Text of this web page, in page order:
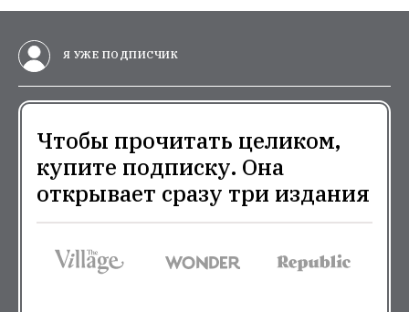
Я УЖЕ ПОДПИСЧИК
Чтобы прочитать целиком,
купите подписку. Она
открывает сразу три издания